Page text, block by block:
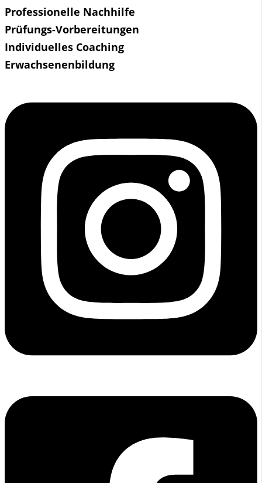
Professionelle Nachhilfe
Prüfungs-Vorbereitungen
Individuelles Coaching
Erwachsenenbildung